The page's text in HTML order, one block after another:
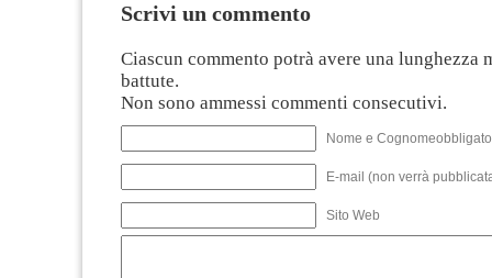
Scrivi un commento
Ciascun commento potrà avere una lunghezza
battute.
Non sono ammessi commenti consecutivi.
Nome e
E-mail (non verrà
Sito Web